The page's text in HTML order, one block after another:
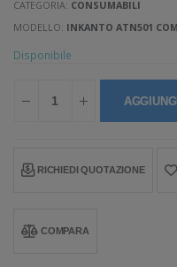
CATEGORIA: CONSUMABILI
MODELLO: INKANTO ATN501
Disponibile
RICHIEDI QUOTAZIONE
COMPARA